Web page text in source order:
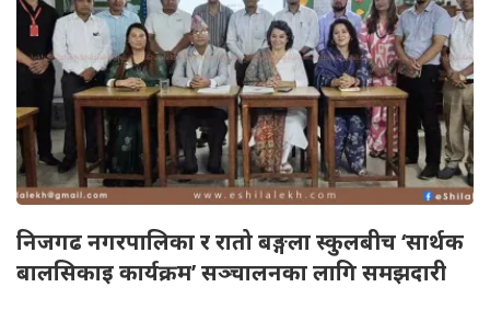
निजगढ नगरपालिका र रातो बङ्गला स्कुलबीच ‘सार्थक
बालसिकाइ कार्यक्रम’ सञ्चालनका लागि समझदारी